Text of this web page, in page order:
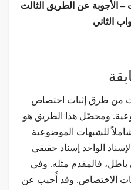
– الأجوبة عن الطريق الثالث
الثاني
من طرق إثبات اختصاص
ومحصّل هذا الطريق هو
للشبهات الموضوعية
الواحد إسناد حقيقي
باطل، فالمقدم مثله. وفي
الاختصاص. وقد أُجيب عن